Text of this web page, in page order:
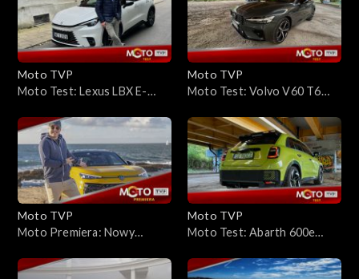
Moto TVP
Moto Test: Lexus LBX E-
Moto TVP
Moto Test: Volvo V60 T6
klasyczne kombi, które nie
nadąża samo za sobą
Moto TVP
Moto Premiera: Nowy
pierwsza jazda i test
Moto TVP
Moto Test: Abarth 600e
w elektrycznym skorpionie?